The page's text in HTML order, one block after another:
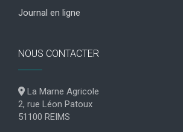
Journal en ligne
NOUS CONTACTER
La Marne Agricole
2, rue Léon Patoux
51100 REIMS